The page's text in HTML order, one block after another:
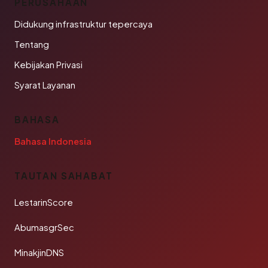
Didukung infrastruktur tepercaya
Tentang
Kebijakan Privasi
Syarat Layanan
BAHASA
Bahasa Indonesia
TAUTAN SAHABAT
LestarinScore
AbumasgrSec
MinakjinDNS